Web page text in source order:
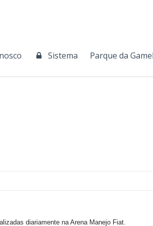
Sistema Parque da
diariamente na Arena Manejo Fiat.